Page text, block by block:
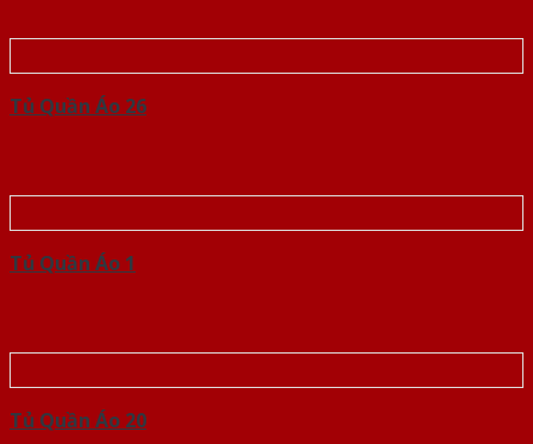
Tủ Quần Áo 26
Tủ Quần Áo 1
Tủ Quần Áo 20